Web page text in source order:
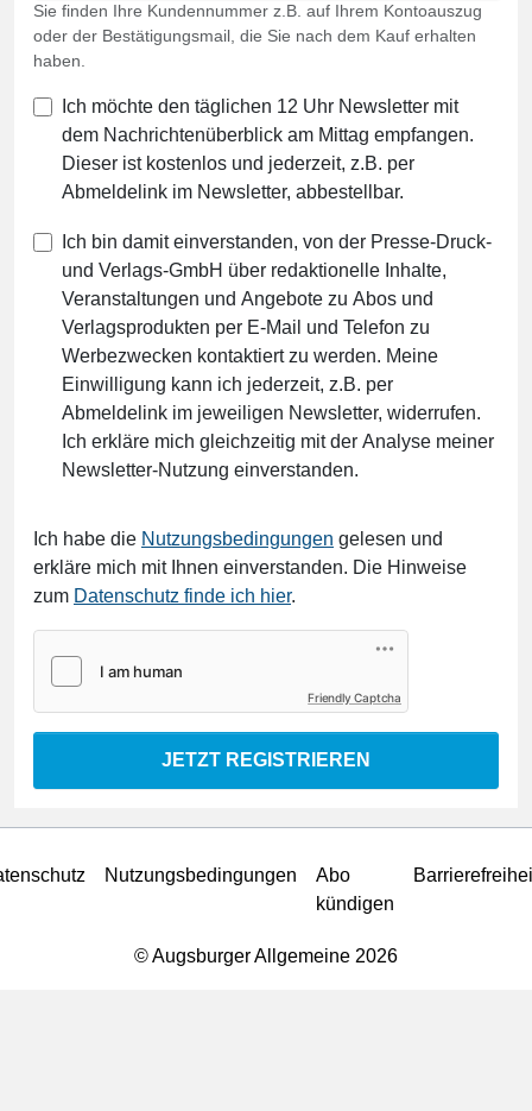
Sie finden Ihre Kundennummer z.B. auf Ihrem Kontoauszug
oder der Bestätigungsmail, die Sie nach dem Kauf erhalten
haben.
Ich möchte den täglichen 12 Uhr Newsletter mit
dem Nachrichtenüberblick am Mittag empfangen.
Dieser ist kostenlos und jederzeit, z.B. per
Abmeldelink im Newsletter, abbestellbar.
Ich bin damit einverstanden, von der Presse-Druck-
und Verlags-GmbH über redaktionelle Inhalte,
Veranstaltungen und Angebote zu Abos und
Verlagsprodukten per E-Mail und Telefon zu
Werbezwecken kontaktiert zu werden. Meine
Einwilligung kann ich jederzeit, z.B. per
Abmeldelink im jeweiligen Newsletter, widerrufen.
Ich erkläre mich gleichzeitig mit der Analyse meiner
Newsletter-Nutzung einverstanden.
Ich habe die Nutzungsbedingungen gelesen und
erkläre mich mit Ihnen einverstanden. Die Hinweise
zum Datenschutz finde ich hier.
Friendly Captcha
JETZT REGISTRIEREN
Nutzungsbedingungen
Abo
kündigen
© Augsburger Allgemeine 2026